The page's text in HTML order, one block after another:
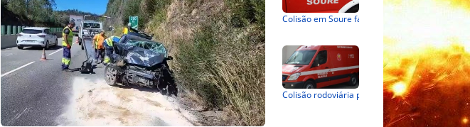
Colisão em Soure faz um ferido
Colisão rodoviária provoca um ferido em Idães, Felgueiras